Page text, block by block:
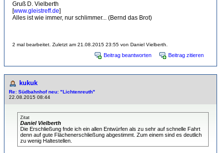
Gruß D. Vielberth
[www.gleistreff.de]
Alles ist wie immer, nur schlimmer... (Bernd das Brot)
2 mal bearbeitet. Zuletzt am 21.08.2015 23:55 von Daniel Vielberth.
Beitrag beantworten Beitrag zitieren
kukuk
Re: Südbahnhof neu: "Lichtenreuth"
22.08.2015 08:44
Zitat
Daniel Vielberth
Die Erschließung fnde ich ein allen Entwürfen als zu sehr auf schnelle Fahrt
denn auf gute Flächenerschließung abgestimmt. Zum einem sind es deutlich
zu wenig Haltestellen.